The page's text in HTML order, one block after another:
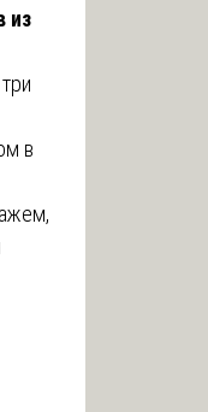
из
в